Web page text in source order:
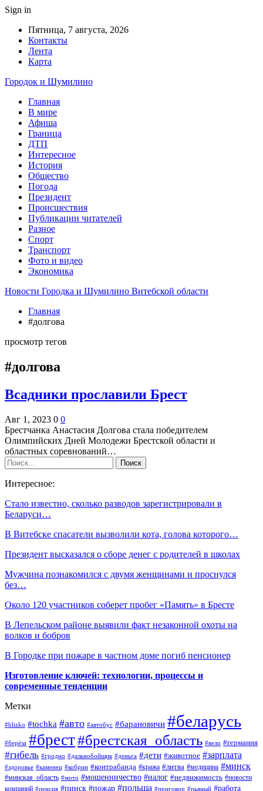
Sign in
Пятница, 7 августа, 2026
Контакты
Лента
Карта
Городок и Шумилино
Главная
В мире
Афиша
Граница
ДТП
Интересное
История
Общество
Погода
Президент
Происшествия
Публикации читателей
Разное
Спорт
Транспорт
Фото и видео
Экономика
Новости Городка и Шумилино Витебской области
Главная
#долгова
просмотр тегов
#долгова
Всадники прославили Брест
Авг 1, 2023 0 0
Брестчанка Анастасия Долгова стала победителем
Олимпийских Дней Молодежи Брестской области и
областных соревнований…
Интересное:
Стало известно, сколько разводов зарегистрировали в
Беларуси…
В Витебске спасатели вызволили кота, голова которого…
Президент высказался о сборе денег с родителей в школах
Мужчина познакомился с двумя женщинами и проснулся
без…
Около 120 участников соберет пробег «Память» в Бресте
В Лепельском районе выявили факт незаконной охоты на
волков и бобров
В Городке при пожаре в частном доме погиб пенсионер
Изготовление ключей: технологии, процессы и
современные тенденции
Метки
#blizko #tochka #авто #автобус #барановичи #беларусь
#берёза #брест#брестская_область #вело #германия
#гибель #гродно #дальнобойщик #деньга #дети #животное #зарплата
#здоровье #каменец #кобрин #контрабанда #кража #литва #медицина #минск
#минская_область #мото #мошенничество #налог #недвижимость #новости
компаний #пенсия #пинск #пожар #польша #приговор #пьяный #работа